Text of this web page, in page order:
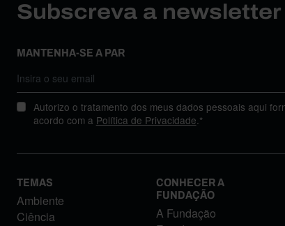
Subscreva a
MANTENHA-SE A PAR
Autorizo o tratamento dos meus dados pessoais aqui
acordo com a Política de Privacidade.*
TEMAS
Ambiente
Ciência
CONHECER A
FUNDAÇÃO
A Fundação